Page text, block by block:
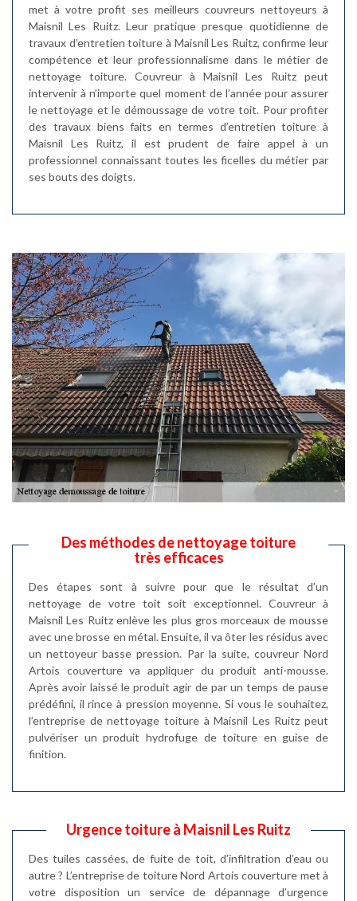
met à votre profit ses meilleurs couvreurs nettoyeurs à
Maisnil Les Ruitz. Leur pratique presque quotidienne de
travaux d’entretien toiture à Maisnil Les Ruitz, confirme leur
compétence et leur professionnalisme dans le métier de
nettoyage toiture. Couvreur à Maisnil Les Ruitz peut
intervenir à n’importe quel moment de l’année pour assurer
le nettoyage et le démoussage de votre toit. Pour profiter
des travaux biens faits en termes d’entretien toiture à
Maisnil Les Ruitz, il est prudent de faire appel à un
professionnel connaissant toutes les ficelles du métier par
ses bouts des doigts.
Des méthodes de nettoyage toiture
très efficaces
Des étapes sont à suivre pour que le résultat d’un
nettoyage de votre toit soit exceptionnel. Couvreur à
Maisnil Les Ruitz enlève les plus gros morceaux de mousse
avec une brosse en métal. Ensuite, il va ôter les résidus avec
un nettoyeur basse pression. Par la suite, couvreur Nord
Artois couverture va appliquer du produit anti-mousse.
Après avoir laissé le produit agir de par un temps de pause
prédéfini, il rince à pression moyenne. Si vous le souhaitez,
l’entreprise de nettoyage toiture à Maisnil Les Ruitz peut
pulvériser un produit hydrofuge de toiture en guise de
finition.
Urgence toiture à Maisnil Les Ruitz
Des tuiles cassées, de fuite de toit, d’infiltration d’eau ou
autre ? L’entreprise de toiture Nord Artois couverture met à
votre disposition un service de dépannage d’urgence